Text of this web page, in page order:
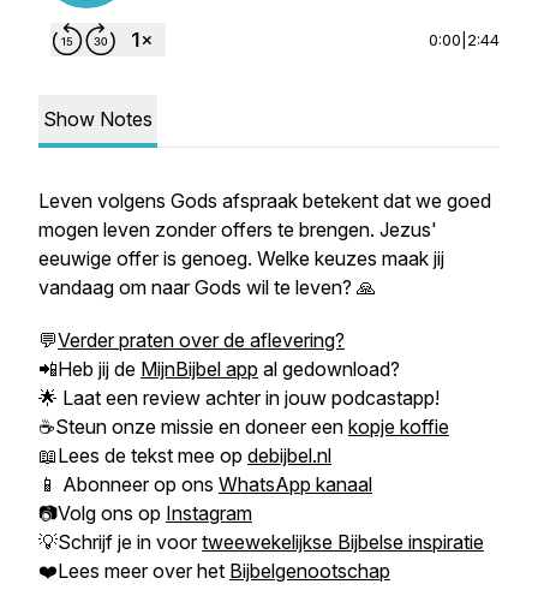
0:00 2:44
Show Notes
Leven volgens Gods afspraak betekent dat we goed
mogen leven zonder offers te brengen. Jezus'
eeuwige offer is genoeg. Welke keuzes maak jij
vandaag om naar Gods wil te leven? 🙏
💬Verder praten over de aflevering?
📲Heb jij de MijnBijbel app al gedownload?
🌟 Laat een review achter in jouw podcastapp!
☕Steun onze missie en doneer een kopje koffie
📖Lees de tekst mee op debijbel.nl
📱 Abonneer op ons WhatsApp kanaal
📷Volg ons op Instagram
💡Schrijf je in voortweewekelijkse Bijbelse inspiratie
❤️Lees meer over het Bijbelgenootschap